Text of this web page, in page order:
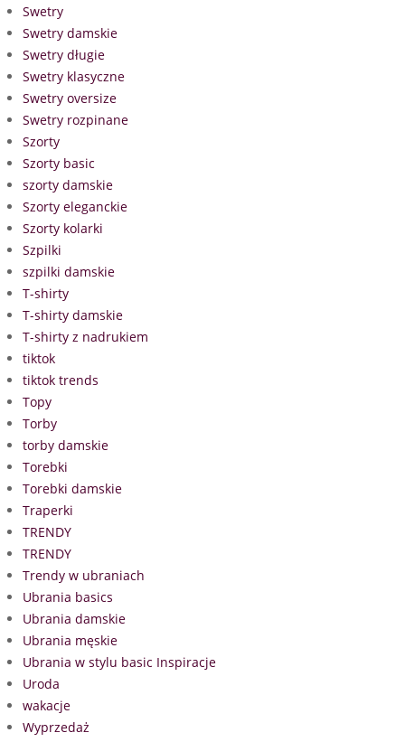
Swetry
Swetry damskie
Swetry długie
Swetry klasyczne
Swetry oversize
Swetry rozpinane
Szorty
Szorty basic
szorty damskie
Szorty eleganckie
Szorty kolarki
Szpilki
szpilki damskie
T-shirty
T-shirty damskie
T-shirty z nadrukiem
tiktok
tiktok trends
Topy
Torby
torby damskie
Torebki
Torebki damskie
Traperki
TRENDY
TRENDY
Trendy w ubraniach
Ubrania basics
Ubrania damskie
Ubrania męskie
Ubrania w stylu basic Inspiracje
Uroda
wakacje
Wyprzedaż